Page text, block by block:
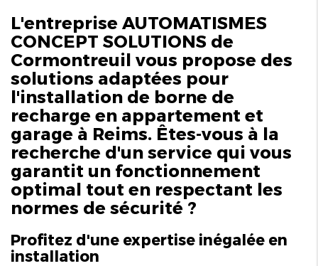
L'entreprise AUTOMATISMES
CONCEPT SOLUTIONS de
Cormontreuil vous propose des
solutions adaptées pour
l'installation de borne de
recharge en appartement et
garage à Reims. Êtes-vous à la
recherche d'un service qui vous
garantit un fonctionnement
optimal tout en respectant les
normes de sécurité ?
Profitez d'une expertise inégalée en
installation